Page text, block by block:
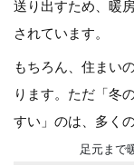
送り出すため、暖
されています。
もちろん、住まい
ります。ただ「冬
すい」のは、多く
足元まで